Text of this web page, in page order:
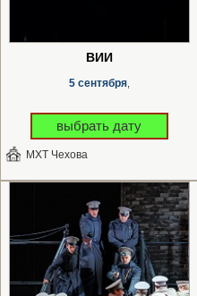
ВИЙ
5 сентября,
выбрать дату
МХТ Чехова